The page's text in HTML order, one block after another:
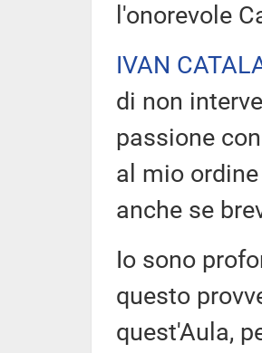
l'onorevole
IVAN
di non
passione
al mio
anche se
Io sono
questo
quest'Aula,